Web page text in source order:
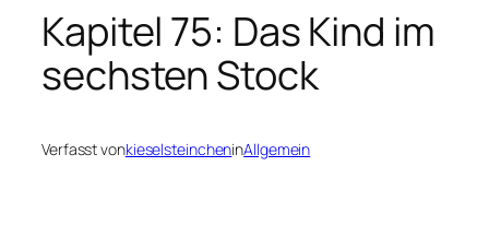
Kapitel 75: Das Kind im
sechsten Stock
Verfasst vonkieselsteincheninAllgemein